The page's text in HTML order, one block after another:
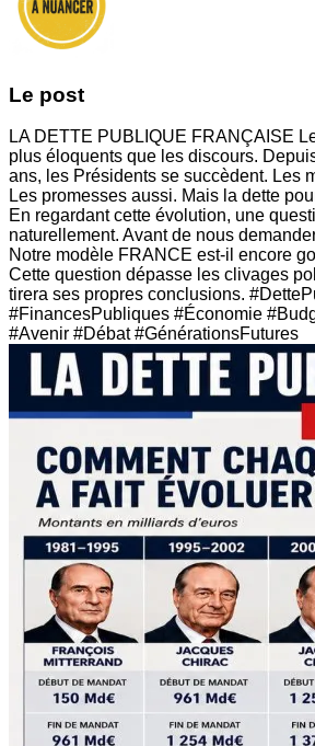
Le post
LA DETTE PUBLIQUE FRANÇAISE
plus éloquents que les discours.
ans, les Présidents se succèdent. Les
Les promesses aussi. Mais la dette
En regardant cette évolution, une
naturellement. Avant de nous
Notre modèle FRANCE est-il encore
Cette question dépasse les clivages
tirera ses propres conclusions.
#FinancesPubliques #Économie
#Avenir #Débat #GénérationsFutures